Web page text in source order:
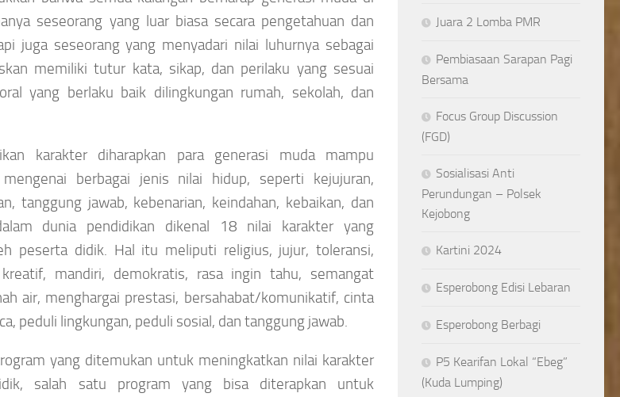
seseorang yang luar biasa secara pengetahuan dan
juga seseorang yang menyadari nilai luhurnya sebagai
memiliki tutur kata, sikap, dan perilaku yang sesuai
yang berlaku baik dilingkungan rumah, sekolah, dan
karakter diharapkan para generasi muda mampu
berbagai jenis nilai hidup, seperti kejujuran,
tanggung jawab, kebenarian, keindahan, kebaikan, dan
dunia pendidikan dikenal 18 nilai karakter yang
peserta didik. Hal itu meliputi religius, jujur, toleransi,
mandiri, demokratis, rasa ingin tahu, semangat
air, menghargai prestasi, bersahabat/komunikatif, cinta
peduli lingkungan, peduli sosial, dan tanggung jawab.
yang ditemukan untuk meningkatkan nilai karakter
salah satu program yang bisa diterapkan untuk
Juara 2 Lomba PMR
Pembiasaan Sarapan Pagi
Bersama
Focus Group Discussion
(FGD)
Sosialisasi Anti
Perundungan – Polsek
Kejobong
Kartini 2024
Esperobong Edisi Lebaran
Esperobong Berbagi
P5 Kearifan Lokal “Ebeg”
(Kuda Lumping)